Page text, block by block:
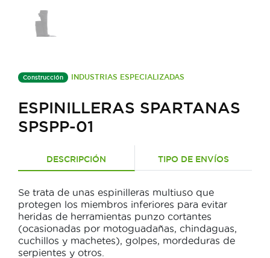
Construcción INDUSTRIAS ESPECIALIZADAS
ESPINILLERAS SPARTANAS
SPSPP-01
DESCRIPCIÓN TIPO DE ENVÍOS
Se trata de unas espinilleras multiuso que
protegen los miembros inferiores para evitar
heridas de herramientas punzo cortantes
(ocasionadas por motoguadañas, chindaguas,
cuchillos y machetes), golpes, mordeduras de
serpientes y otros.